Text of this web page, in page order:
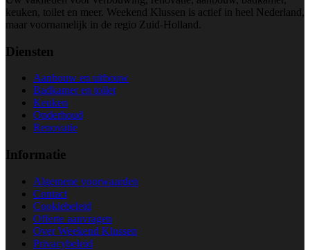
keuken, toilet en meer. Weekend Klussen is actief in heel Nederland,
maar voornamelijk in de regio Zuid-Holland.
Diensten
Aanbouw en uitbouw
Badkamer en toilet
Keuken
Onderhoud
Renovatie
Informatie
Algemene voorwaarden
Contact
Cookiebeleid
Offerte aanvragen
Over Weekend Klussen
Privacybeleid